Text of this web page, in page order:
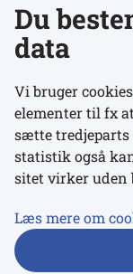
Se alle
Links
Udgivelser
Du
data
Vi bruger
elementer til fx
sætte
statistik også
sitet virker uden
Læs mere om